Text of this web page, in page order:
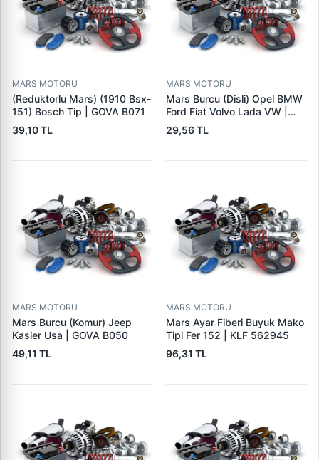
MARS MOTORU
(Reduktorlu Mars) (1910 Bsx-
151) Bosch Tip | GOVA B071
39,10 TL
MARS MOTORU
Mars Burcu (Disli) Opel BMW
Ford Fiat Volvo Lada VW |
GOVA B090
29,56 TL
MARS MOTORU
Mars Burcu (Komur) Jeep
Kasier Usa | GOVA B050
49,11 TL
MARS MOTORU
Mars Ayar Fiberi Buyuk Mako
Tipi Fer 152 | KLF 562945
96,31 TL